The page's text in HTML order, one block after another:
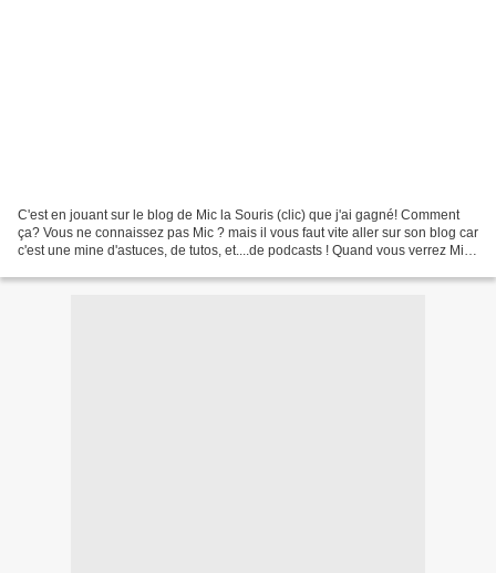
C'est en jouant sur le blog de Mic la Souris (clic) que j'ai gagné! Comment
ça? Vous ne connaissez pas Mic ? mais il vous faut vite aller sur son blog car
c'est une mine d'astuces, de tutos, et....de podcasts ! Quand vous verrez Mic